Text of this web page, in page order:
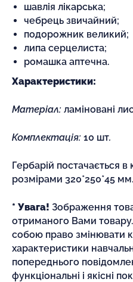
шавлія лікарська;
чебрець звичайний;
подорожник великий;
липа серцелиста;
ромашка аптечна.
Характеристики:
Матеріал: ламіновані
Комплектація: 10 шт.
Гербарій постачається в
розмірами 320*250*45 мм.
* Увага! Зображення
отриманого Вами
собою право змінювати
характеристики
попереднього
функціональні і якісні